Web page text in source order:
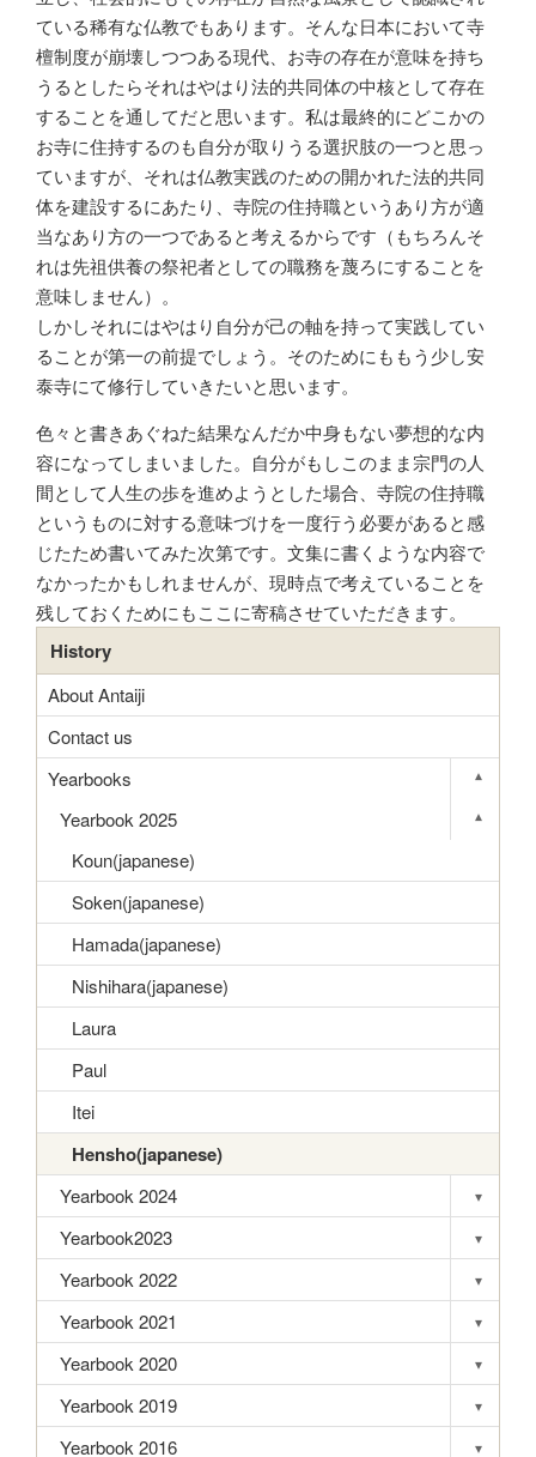
ている稀有な仏教でもあります。そんな日本において寺
檀制度が崩壊しつつある現代、お寺の存在が意味を持ち
うるとしたらそれはやはり法的共同体の中核として存在
することを通してだと思います。私は最終的にどこかの
お寺に住持するのも自分が取りうる選択肢の一つと思っ
ていますが、それは仏教実践のための開かれた法的共同
体を建設するにあたり、寺院の住持職というあり方が適
当なあり方の一つであると考えるからです（もちろんそ
れは先祖供養の祭祀者としての職務を蔑ろにすることを
意味しません）。
しかしそれにはやはり自分が己の軸を持って実践してい
ることが第一の前提でしょう。そのためにももう少し安
泰寺にて修行していきたいと思います。
色々と書きあぐねた結果なんだか中身もない夢想的な内
容になってしまいました。自分がもしこのまま宗門の人
間として人生の歩を進めようとした場合、寺院の住持職
というものに対する意味づけを一度行う必要があると感
じたため書いてみた次第です。文集に書くような内容で
なかったかもしれませんが、現時点で考えていることを
残しておくためにもここに寄稿させていただきます。
History
About Antaiji
Contact us
Yearbooks
▾
Yearbook 2025 ▾
Koun(japanese)
Soken(japanese)
Hamada(japanese)
Nishihara(japanese)
Laura
Paul
Itei
Hensho(japanese)
Yearbook 2024 ▾
Toggle
Yearbook2023 ▾
Toggle
Yearbook 2022 ▾
Toggle
Yearbook 2021 ▾
Toggle
Yearbook 2020 ▾
Toggle
Yearbook 2019 ▾
Toggle
Yearbook 2016 ▾